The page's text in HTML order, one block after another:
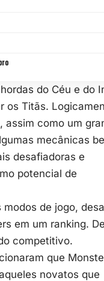
do Céu e do
os Titãs.
como um
mecânicas
desafiadoras e
potencial de
de jogo,
em um ranking.
competitivo.
que
novatos que